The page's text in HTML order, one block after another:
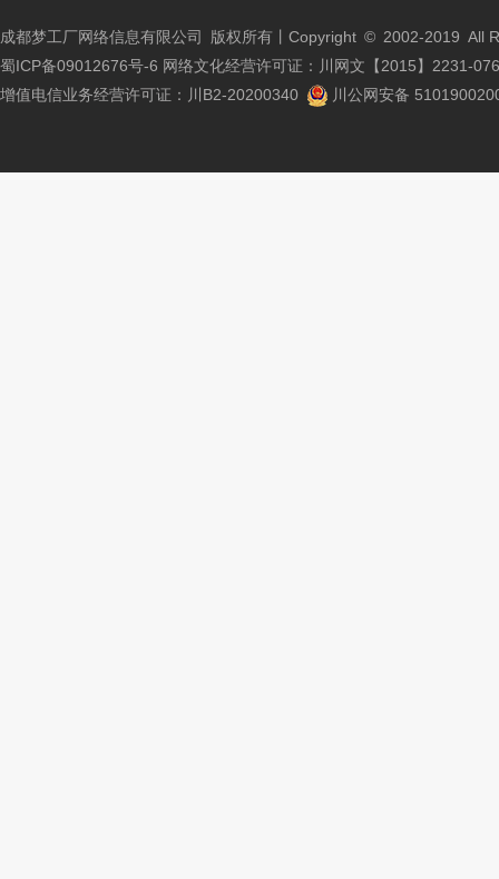
成都梦工厂网络信息有限公司 版权所有丨Copyright © 2002-2019 All
蜀ICP备09012676号-6 网络文化经营许可证：川网文【2015】2231-
增值电信业务经营许可证：川B2-20200340
川公网安备